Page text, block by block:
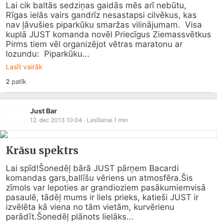
Lai cik baltās sedziņas gaidās mēs arī nebūtu,
Rīgas ielās vairs gandrīz nesastapsi cilvēkus, kas
nav ļāvušies piparkūku smaržas vilinājumam.  Visa
kuplā JUST komanda novēl Priecīgus Ziemassvētkus
Pirms tiem vēl organizējot vētras maratonu ar
lozundu:  Piparkūku...
Lasīt vairāk
2 patīk
Just Bar
12. dec 2013 10:04 · Lasīšanai 1 min
Krāsu spektrs
Lai spīd!Šonedēļ bārā JUST pārņem Bacardi
komandas gars,ballīšu vēriens un atmosfēra.Šis
zīmols var lepoties ar grandioziem pasākumiemvisā
pasaulē, tādēļ mums ir liels prieks, katieši JUST ir
izvēlēta kā viena no tām vietām, kurvērienu
parādīt.Šonedēļ plānots lielāks...